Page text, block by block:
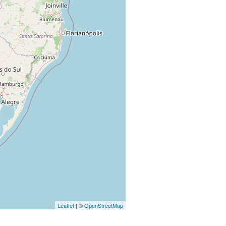
Leaflet| ©OpenStreetMap